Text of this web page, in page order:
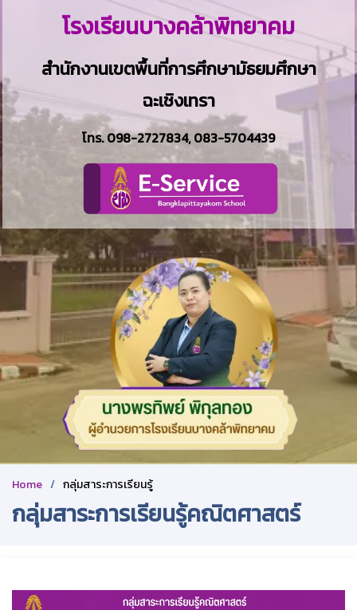
โรงเรียนบางคล้าพิทยาคม
สำนักงานเขตพื้นที่การศึกษามัธยมศึกษา
ฉะเชิงเทรา
โทร.098-2727834,083-5704439
Home กลุ่มสาระการเรียนรู้
กลุ่มสาระการเรียนรู้คณิตศาสตร์